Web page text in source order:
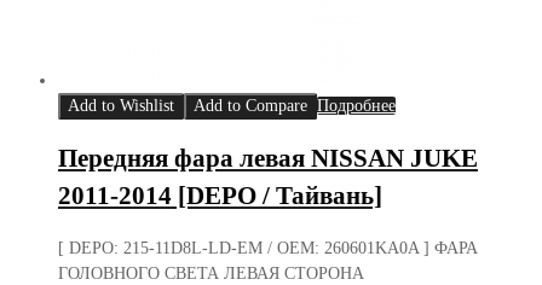
Add to Wishlist Add to Compare Подробнее
Передняя фара левая NISSAN JUKE
2011-2014 [DEPO / Тайвань]
[ DEPO: 215-11D8L-LD-EM / OEM: 260601KA0A ] ФАРА
ГОЛОВНОГО СВЕТА ЛЕВАЯ СТОРОНА